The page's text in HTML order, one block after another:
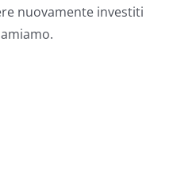
nuovamente investiti